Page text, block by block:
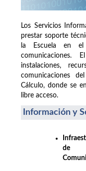
Los Servicios
prestar soporte
la Escuela en
comunicaciones.
instalaciones,
comunicaciones
Cálculo, donde se
libre acceso.
Información y
de